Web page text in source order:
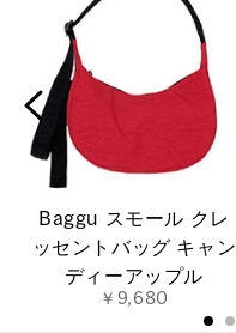
Baggu スモール クレ
ッセントバッグ キャン
ディーアップル
￥9,680